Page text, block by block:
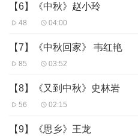
【6】《中秋》赵小玲
48 04:00
【7】《中秋回家》 韦红艳
85 03:52
【8】《又到中秋》史林岩
56 02:15
【9】《思乡》王龙